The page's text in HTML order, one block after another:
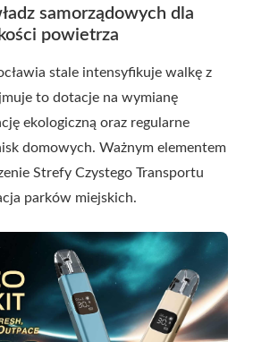
samorządowych dla
powietrza
stale intensyfikuje walkę z
to dotacje na wymianę
ekologiczną oraz regularne
domowych. Ważnym elementem
Strefy Czystego Transportu
parków miejskich.